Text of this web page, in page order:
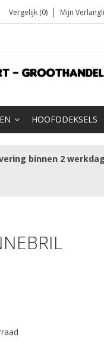
Vergelijk (0) Mijn
HOOFDDEKSELS
binnen 2